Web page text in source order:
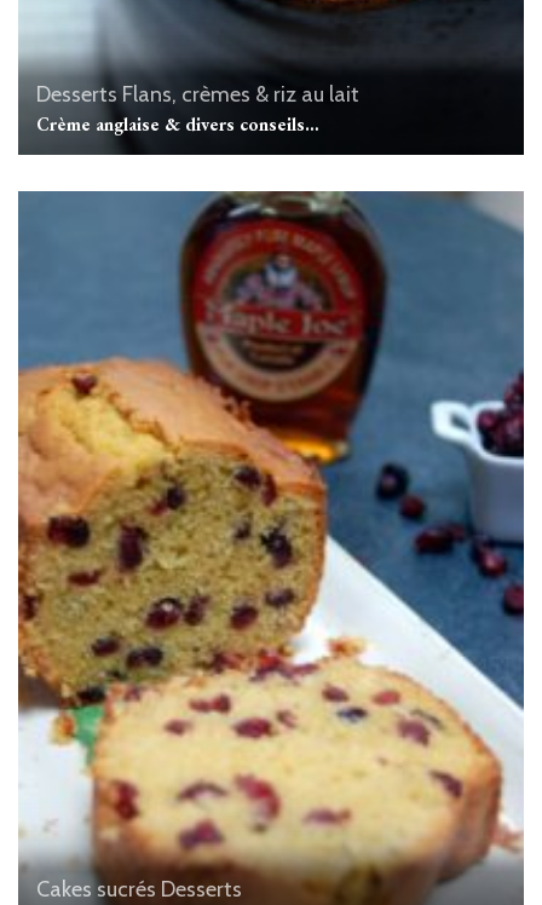
Desserts Flans, crèmes & riz au lait
Crème anglaise & divers conseils…
Cakes sucrés Desserts